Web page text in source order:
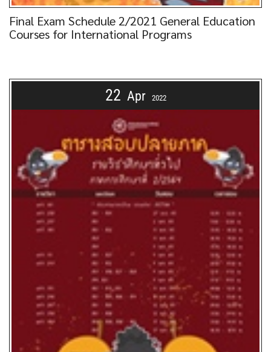
Final Exam Schedule 2/2021 General Education
Courses for International Programs
22 Apr 2022